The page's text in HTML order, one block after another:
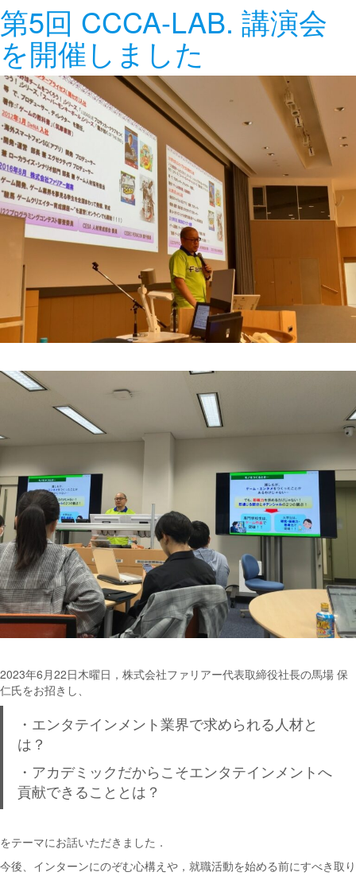
第5回 CCCA-LAB. 講演会
を開催しました
2023年6月22日木曜日，株式会社ファリアー代表取締役社長の馬場 保
仁氏をお招きし、
・エンタテインメント業界で求められる人材と
は？
・アカデミックだからこそエンタテインメントへ
貢献できることとは？
をテーマにお話いただきました．
今後、インターンにのぞむ心構えや，就職活動を始める前にすべき取り